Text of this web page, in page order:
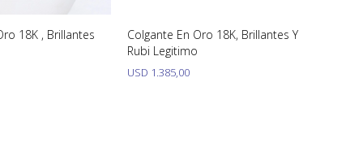
18K , Brillantes
Colgante En Oro 18K, Brillantes Y
Rubi Legitimo
USD 1.385,00